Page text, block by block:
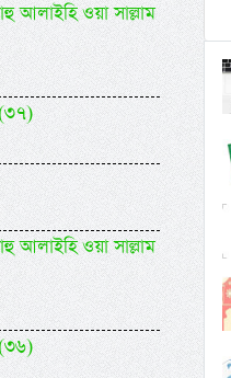
আলাইহি ওয়া সাল্লাম
আলাইহি ওয়া সাল্লাম